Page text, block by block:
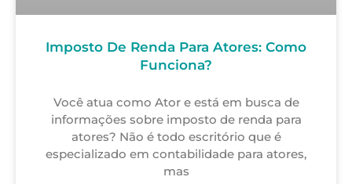
Imposto De Renda Para Atores: Como
Funciona?
Você atua como Ator e está em busca de
informações sobre imposto de renda para
atores? Não é todo escritório que é
especializado em contabilidade para atores,
mas